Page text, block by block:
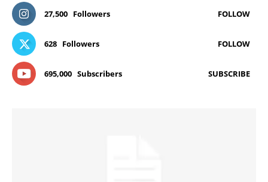
27,500 Followers FOLLOW
628 Followers FOLLOW
695,000 Subscribers SUBSCRIBE